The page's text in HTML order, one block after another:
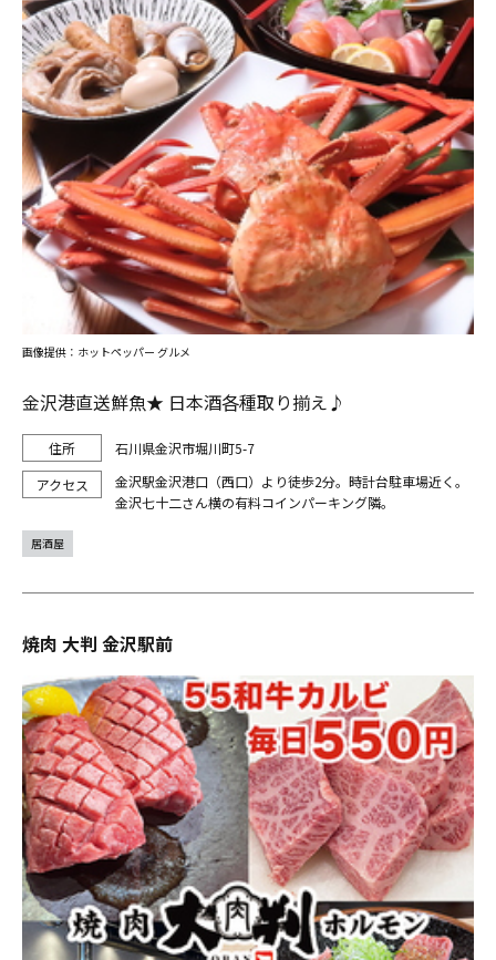
金沢港直送鮮魚★ 日本酒各種取り揃え♪
石川県金沢市堀川町5-7
金沢駅金沢港口（西口）より徒歩2分。時計台駐車場近く。
金沢七十二さん横の有料コインパーキング隣。
画像提供：ホットペッパー グルメ
居酒屋
焼肉 大判 金沢駅前